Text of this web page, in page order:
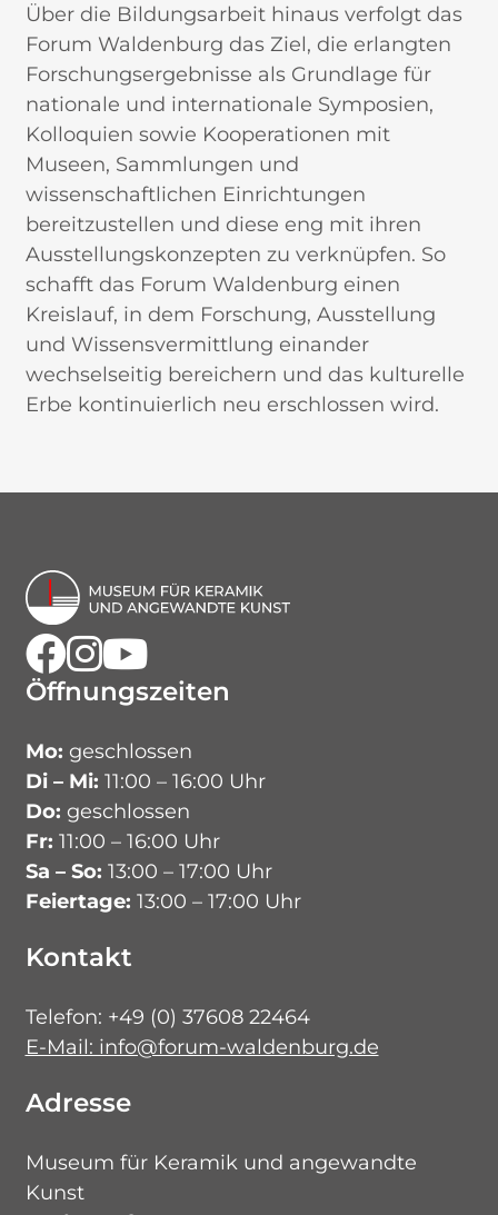
Über die Bildungsarbeit hinaus verfolgt das
Forum Waldenburg das Ziel, die erlangten
Forschungsergebnisse als Grundlage für
nationale und internationale Symposien,
Kolloquien sowie Kooperationen mit
Museen, Sammlungen und
wissenschaftlichen Einrichtungen
bereitzustellen und diese eng mit ihren
Ausstellungskonzepten zu verknüpfen. So
schafft das Forum Waldenburg einen
Kreislauf, in dem Forschung, Ausstellung
und Wissensvermittlung einander
wechselseitig bereichern und das kulturelle
Erbe kontinuierlich neu erschlossen wird.
Facebook
Instagram
Youtube
Öffnungszeiten
Mo: geschlossen
Di – Mi: 11:00 – 16:00 Uhr
Do: geschlossen
Fr: 11:00 – 16:00 Uhr
Sa – So: 13:00 – 17:00 Uhr
Feiertage: 13:00 – 17:00 Uhr
Kontakt
Telefon: +49 (0) 37608 22464
E-Mail: info@forum-waldenburg.de
Adresse
Museum für Keramik und angewandte
Kunst